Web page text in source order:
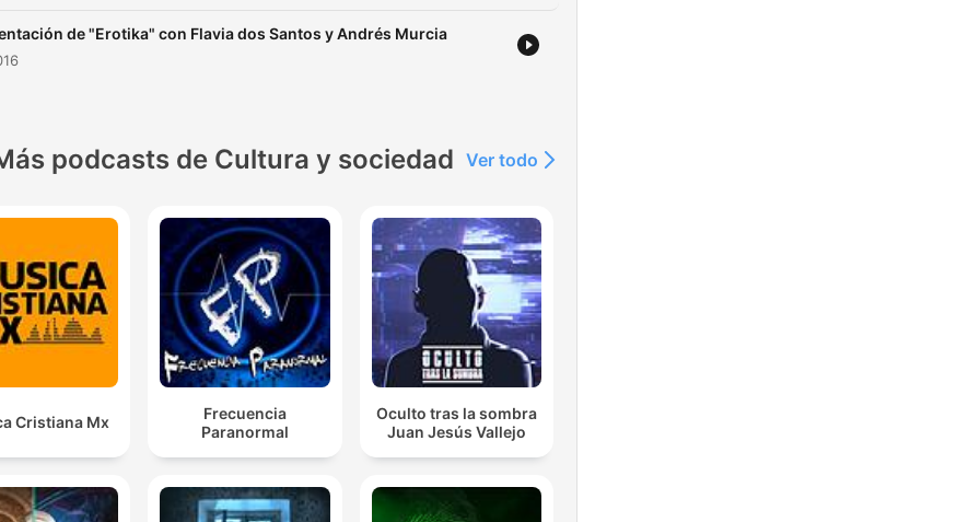
de "Erotika" con Flavia dos Santos y Andrés Murcia
podcasts de Cultura y sociedad Ver todo
Cristiana Mx
Frecuencia
Paranormal
Oculto tras la sombra
Juan Jesús Vallejo